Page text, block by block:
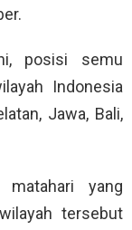
posisi semu
Indonesia
Jawa, Bali,
matahari yang
tersebut